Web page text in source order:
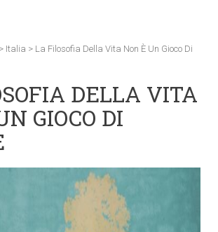
> Italia > La Filosofia Della Vita Non È Un Gioco Di
DELLA VITA
GIOCO DI